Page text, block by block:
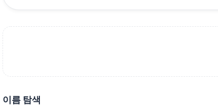
이름 탐색